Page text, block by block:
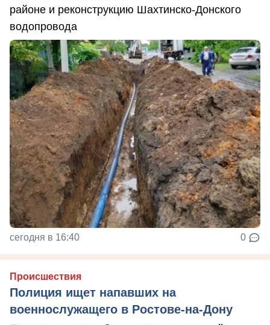
районе и реконструкцию Шахтинско-Донского
водопровода
сегодня в 16:40 0
Происшествия
Полиция ищет напавших на
военнослужащего в Ростове-на-Дону